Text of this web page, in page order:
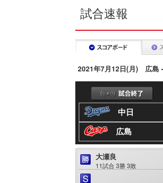
試合速報
2021年7月12日(月) 広島
中日
広島
大瀬良
11試合 3勝 3敗